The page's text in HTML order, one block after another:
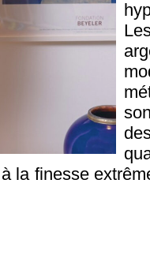
la finesse